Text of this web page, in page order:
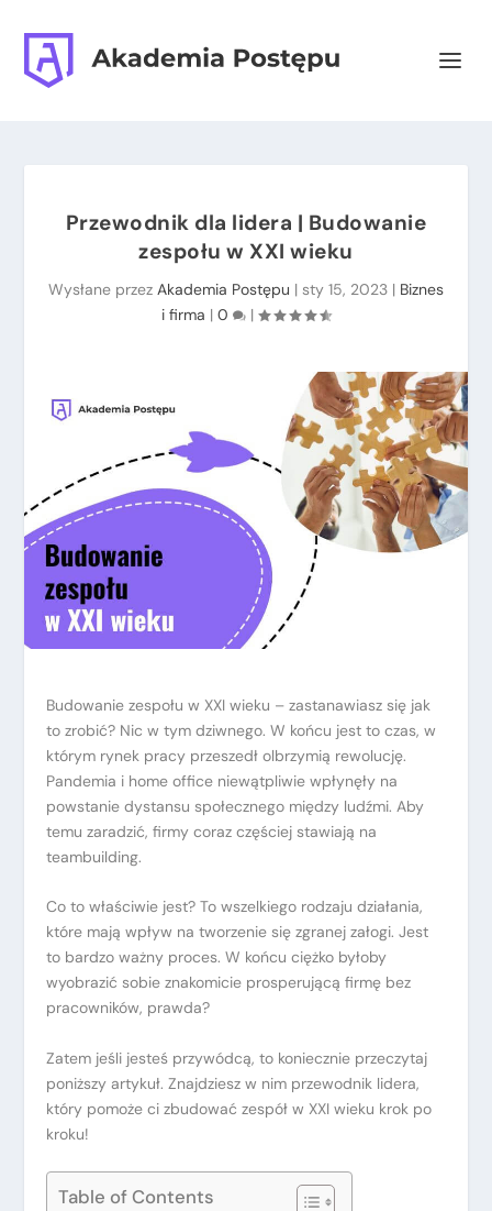
Przewodnik dla lidera | Budowanie
zespołu w XXI wieku
Wysłane przez Akademia Postępu | sty 15, 2023 | Biznes
i firma | 0 |
Budowanie zespołu w XXI wieku – zastanawiasz się jak
to zrobić? Nic w tym dziwnego. W końcu jest to czas, w
którym rynek pracy przeszedł olbrzymią rewolucję.
Pandemia i home office niewątpliwie wpłynęły na
powstanie dystansu społecznego między ludźmi. Aby
temu zaradzić, firmy coraz częściej stawiają na
teambuilding.
Co to właściwie jest? To wszelkiego rodzaju działania,
które mają wpływ na tworzenie się zgranej załogi. Jest
to bardzo ważny proces. W końcu ciężko byłoby
wyobrazić sobie znakomicie prosperującą firmę bez
pracowników, prawda?
Zatem jeśli jesteś przywódcą, to koniecznie przeczytaj
poniższy artykuł. Znajdziesz w nim przewodnik lidera,
który pomoże ci zbudować zespół w XXI wieku krok po
kroku!
Table of Contents